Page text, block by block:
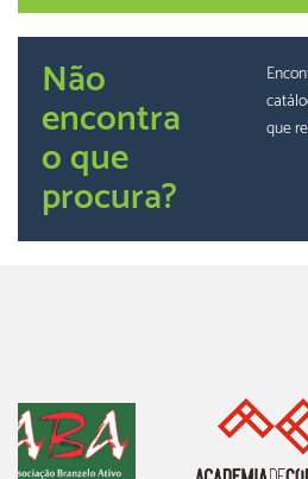
Não
encontra
o que
procura?
que